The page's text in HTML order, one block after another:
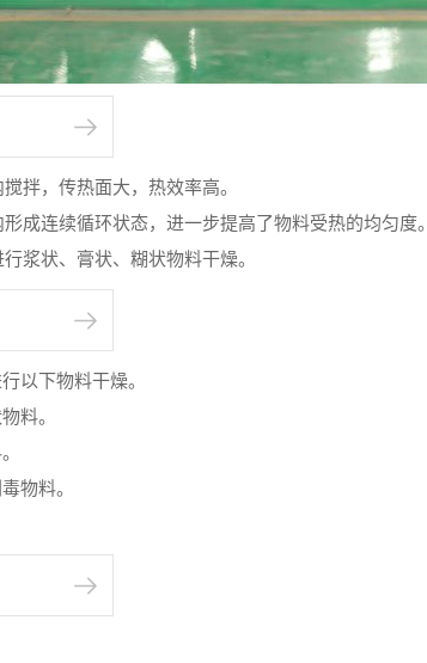
拌，传热面大，热效率高。
成连续循环状态，进一步提高了物料受热的均匀度
浆状、膏状、糊状物料干燥。
以下物料干燥。
料。
物料。